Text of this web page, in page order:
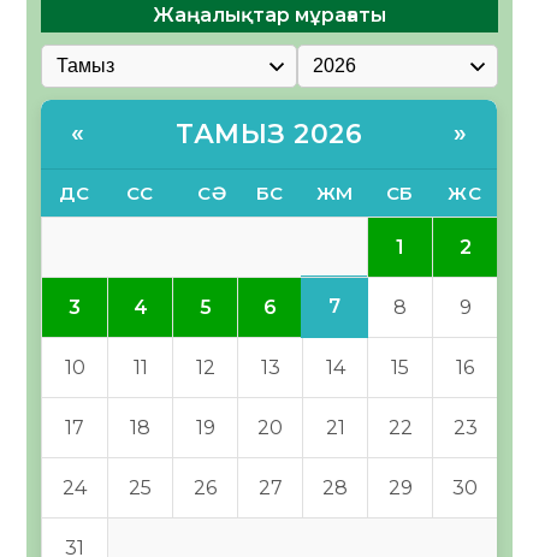
Жаңалықтар мұрағаты
« ТАМЫЗ 2026 »
ДС СС СӘ БС ЖМ СБ ЖС
1 2
3 4 5 6 7 8 9
10 11 12 13 14 15 16
17 18 19 20 21 22 23
24 25 26 27 28 29 30
31